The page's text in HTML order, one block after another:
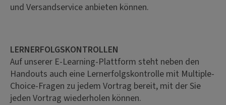
und Versandservice anbieten können.
LERNERFOLGSKONTROLLEN
Auf unserer E-Learning-Plattform steht neben den
Handouts auch eine Lernerfolgskontrolle mit Multiple-
Choice-Fragen zu jedem Vortrag bereit, mit der Sie
jeden Vortrag wiederholen können.